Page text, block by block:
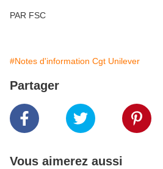
PAR FSC
#Notes d'information Cgt Unilever
Partager
Vous aimerez aussi